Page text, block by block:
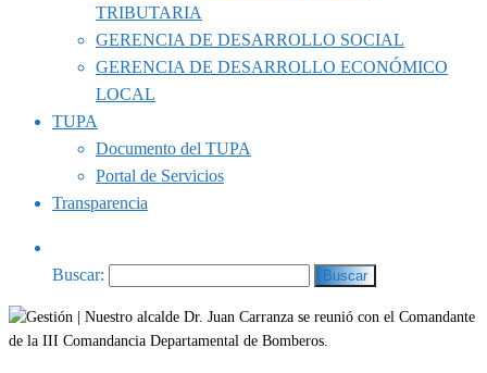
TRIBUTARIA
GERENCIA DE DESARROLLO SOCIAL
GERENCIA DE DESARROLLO ECONÓMICO
LOCAL
TUPA
Documento del TUPA
Portal de Servicios
Transparencia
Buscar: